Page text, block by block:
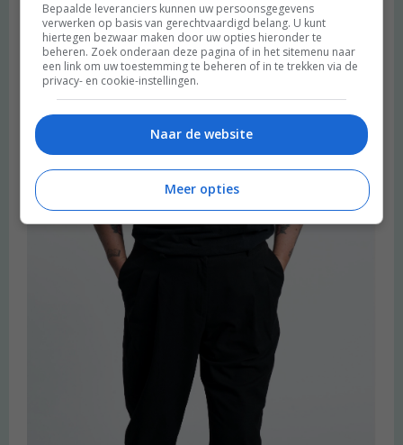
Bepaalde leveranciers kunnen uw persoonsgegevens
verwerken op basis van gerechtvaardigd belang. U kunt
hiertegen bezwaar maken door uw opties hieronder te
beheren. Zoek onderaan deze pagina of in het sitemenu naar
een link om uw toestemming te beheren of in te trekken via de
privacy- en cookie-instellingen.
Naar de website
Meer opties